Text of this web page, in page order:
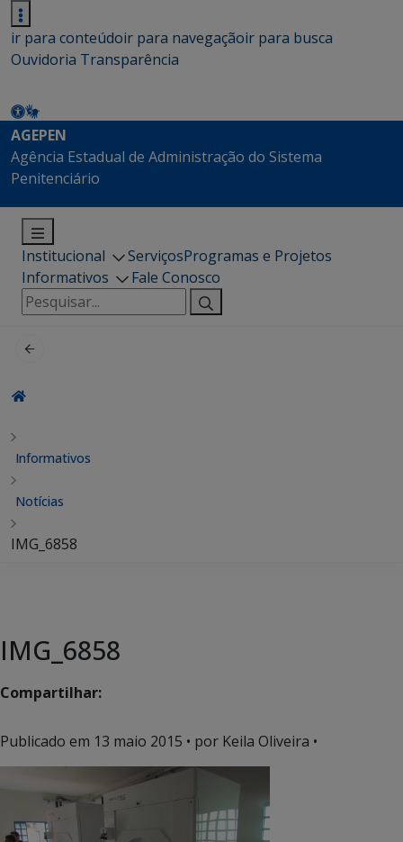
ir para conteúdoir para navegaçãoir para busca
Ouvidoria Transparência
AGEPEN
Agência Estadual de Administração do Sistema
Penitenciário
Institucional ServiçosProgramas e Projetos
Informativos
Fale Conosco
Pesquisar
por:
Informativos
Notícias
IMG_6858
IMG_6858
Compartilhar:
Publicado em 13 maio 2015 • por Keila Oliveira •